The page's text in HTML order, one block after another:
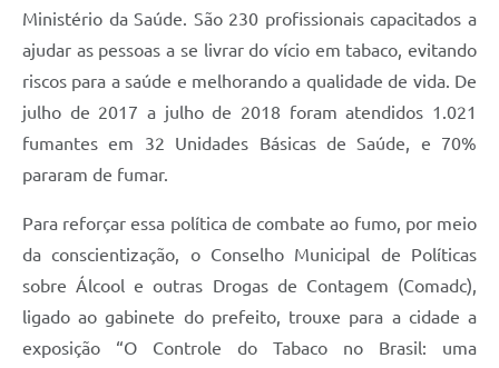
Ministério da Saúde. São 230 profissionais capacitados a
ajudar as pessoas a se livrar do vício em tabaco, evitando
riscos para a saúde e melhorando a qualidade de vida. De
julho de 2017 a julho de 2018 foram atendidos 1.021
fumantes em 32 Unidades Básicas de Saúde, e 70%
pararam de fumar.
Para reforçar essa política de combate ao fumo, por meio
da conscientização, o Conselho Municipal de Políticas
sobre Álcool e outras Drogas de Contagem (Comadc),
ligado ao gabinete do prefeito, trouxe para a cidade a
exposição “O Controle do Tabaco no Brasil: uma